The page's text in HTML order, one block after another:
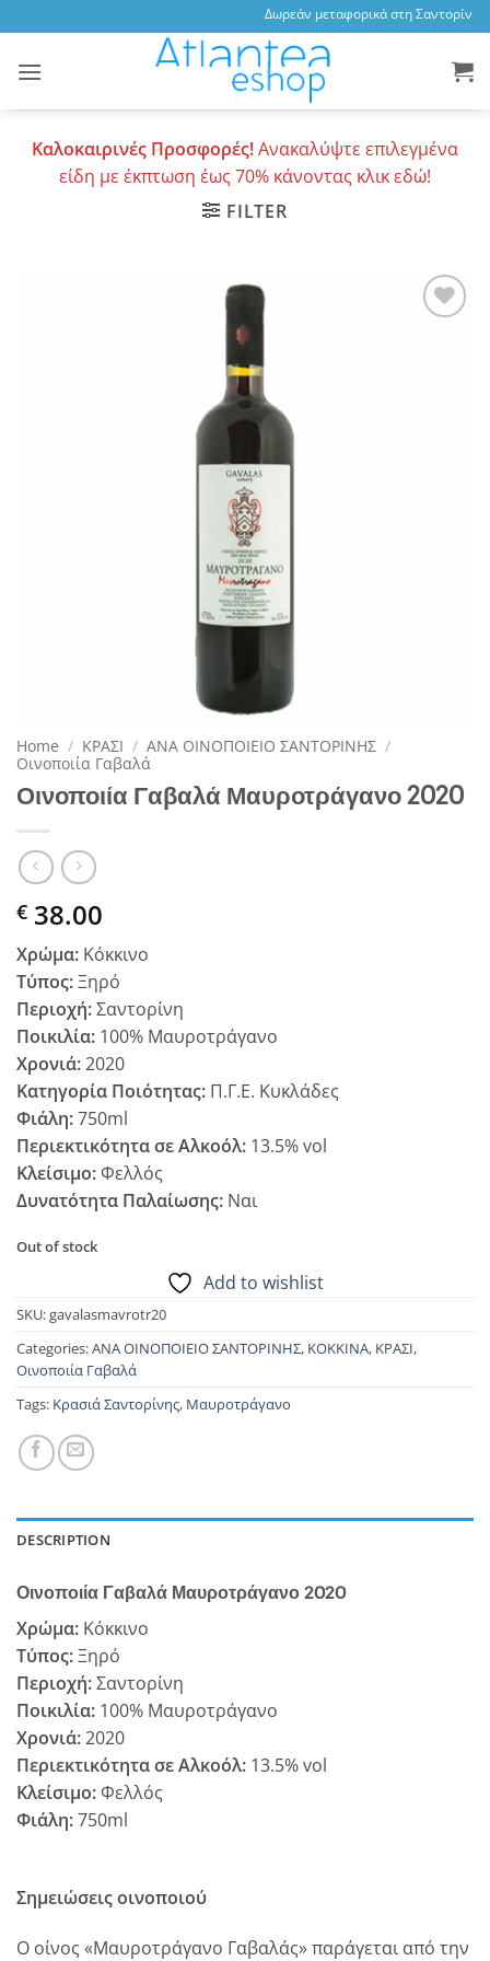
to
content
Δωρεάν μεταφορικά στη Σαντορίνη,
Καλοκαιρινές Προσφορές!Ανακαλύψτε επιλεγμένα
είδη με έκπτωση έως 70% κάνοντας κλικ εδώ!
FILTER
Home / ΚΡΑΣΙ / ΑΝΑ ΟΙΝΟΠΟΙΕΙΟ ΣΑΝΤΟΡΙΝΗΣ /
Οινοποιία Γαβαλά
Οινοποιία Γαβαλά Μαυροτράγανο 2020
€ 38.00
Χρώμα: Κόκκινο
Τύπος:Ξηρό
Περιοχή:Σαντορίνη
Ποικιλία: 100% Μαυροτράγανο
Χρονιά:2020
Κατηγορία Ποιότητας: Π.Γ.Ε. Κυκλάδες
Φιάλη:750ml
Περιεκτικότητα σε Αλκοόλ: 13.5% vol
Κλείσιμο:Φελλός
Δυνατότητα Παλαίωσης: Ναι
Out of stock
Add to wishlist
SKU:gavalasmavrotr20
Categories:ΑΝΑ ΟΙΝΟΠΟΙΕΙΟ ΣΑΝΤΟΡΙΝΗΣ, ΚΟΚΚΙΝΑ, ΚΡΑΣΙ,
Οινοποιία Γαβαλά
Tags: Κρασιά Σαντορίνης, Μαυροτράγανο
DESCRIPTION
Οινοποιία Γαβαλά Μαυροτράγανο 2020
Χρώμα: Κόκκινο
Τύπος:Ξηρό
Περιοχή:Σαντορίνη
Ποικιλία: 100% Μαυροτράγανο
Χρονιά:2020
Περιεκτικότητα σε Αλκοόλ: 13.5% vol
Κλείσιμο:Φελλός
Φιάλη:750ml
Σημειώσεις οινοποιού
Ο οίνος «Μαυροτράγανο Γαβαλάς» παράγεται από την